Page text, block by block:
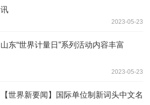
讯
2023-05-23
山东“世界计量日”系列活动内容丰富
2023-05-23
【世界新要闻】国际单位制新词头中文名